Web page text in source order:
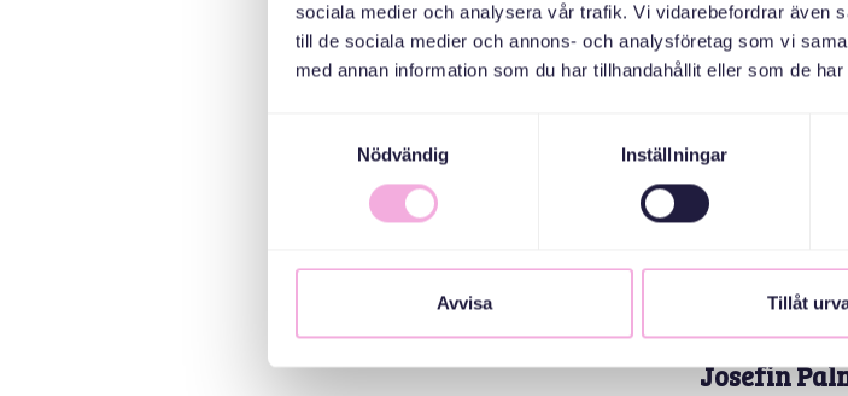
sociala medier och analysera vår trafik. Vi vidarebefordrar även
till de sociala medier och annons- och analysföretag som vi
med annan information som du har tillhandahållit eller som de
Nödvändig
Inställningar
Avvisa Tillåt
Josefin